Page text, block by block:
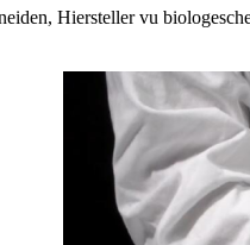
Hiersteller vu